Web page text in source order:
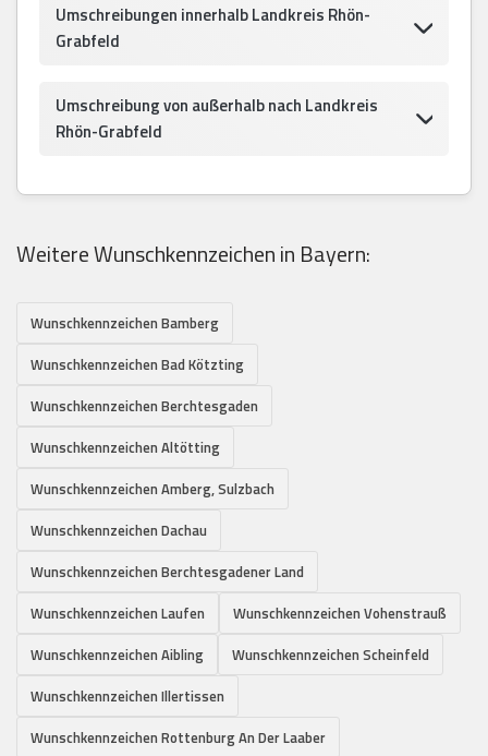
Umschreibungen innerhalb Landkreis Rhön-
Grabfeld
Umschreibung von außerhalb nach Landkreis
Rhön-Grabfeld
Weitere Wunschkennzeichen in Bayern:
Wunschkennzeichen Bamberg
Wunschkennzeichen Bad Kötzting
Wunschkennzeichen Berchtesgaden
Wunschkennzeichen Altötting
Wunschkennzeichen Amberg, Sulzbach
Wunschkennzeichen Dachau
Wunschkennzeichen Berchtesgadener Land
Wunschkennzeichen Laufen
Wunschkennzeichen Vohenstrauß
Wunschkennzeichen Aibling
Wunschkennzeichen Scheinfeld
Wunschkennzeichen Illertissen
Wunschkennzeichen Rottenburg An Der Laaber